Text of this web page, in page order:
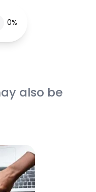
0%
also be